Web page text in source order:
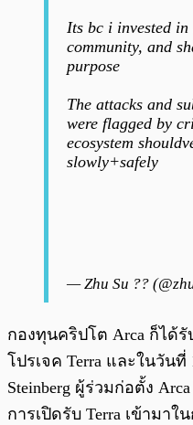
Its bc i invested
community, and
purpose
The attacks and
were flagged by
ecosystem
slowly+safely
— Zhu Su ??
กองทุนคริปโต Arca ก็ได้
โปรเจค Terra และในวัน
Steinberg ผู้ร่วมก่อตั้ง
การเปิดรับ Terra เข้ามา